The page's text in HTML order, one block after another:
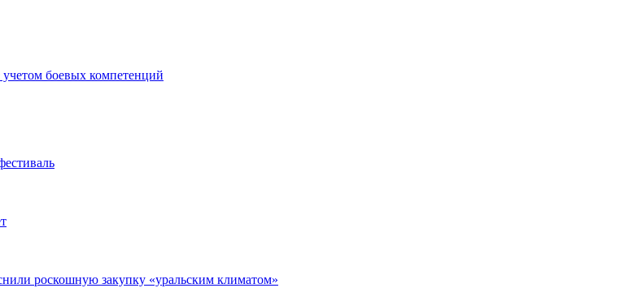
боевых компетенций
роскошную закупку «уральским климатом»